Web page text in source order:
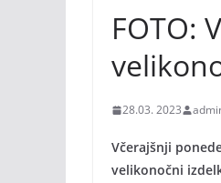
FOTO:
28.03. 2023
Včerajšnji
velikonočni